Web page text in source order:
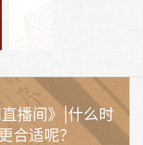
播间》|什么时
合适呢？